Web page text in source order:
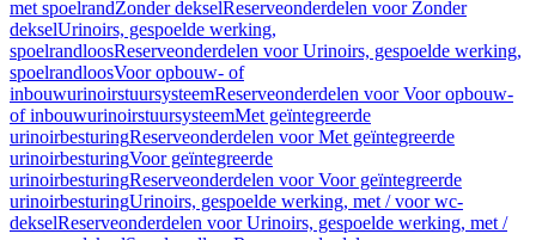
met spoelrandZonder dekselReserveonderdelen voor Zonder
dekselUrinoirs, gespoelde werking,
spoelrandloosReserveonderdelen voor Urinoirs, gespoelde werking,
spoelrandloosVoor opbouw- of
inbouwurinoirstuursysteemReserveonderdelen voor Voor opbouw-
of inbouwurinoirstuursysteemMet geïntegreerde
urinoirbesturingReserveonderdelen voor Met geïntegreerde
urinoirbesturingVoor geïntegreerde
urinoirbesturingReserveonderdelen voor Voor geïntegreerde
urinoirbesturingUrinoirs, gespoelde werking, met / voor wc-
dekselReserveonderdelen voor Urinoirs, gespoelde werking, met /